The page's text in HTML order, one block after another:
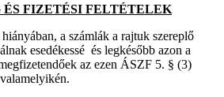
FIZETÉSI FELTÉTELEK
a számlák a rajtuk szereplő
esedékessé és legkésőbb azon a
az ezen ÁSZF 5. § (3)